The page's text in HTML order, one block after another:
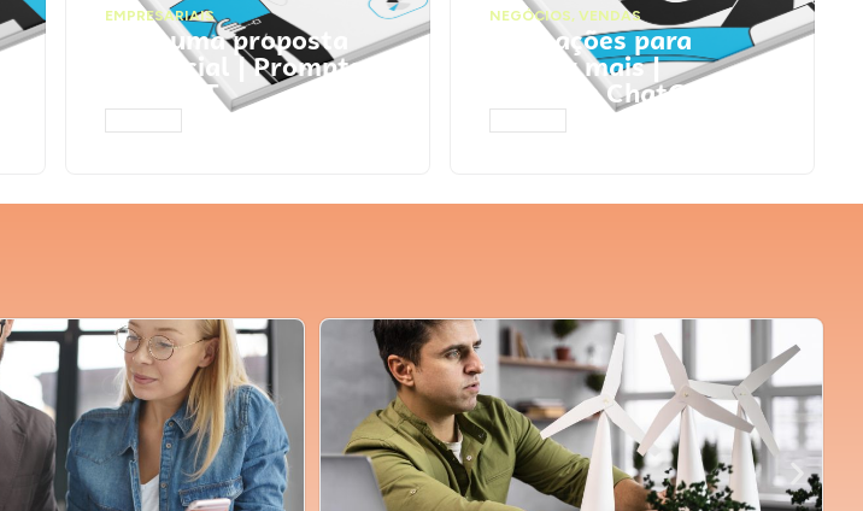
EMPRESARIAIS
Faça uma proposta
comercial | Prompts
ChatGPT
NEGÓCIOS, VENDAS
Faça ações para
vender mais |
Prompts ChatGPT